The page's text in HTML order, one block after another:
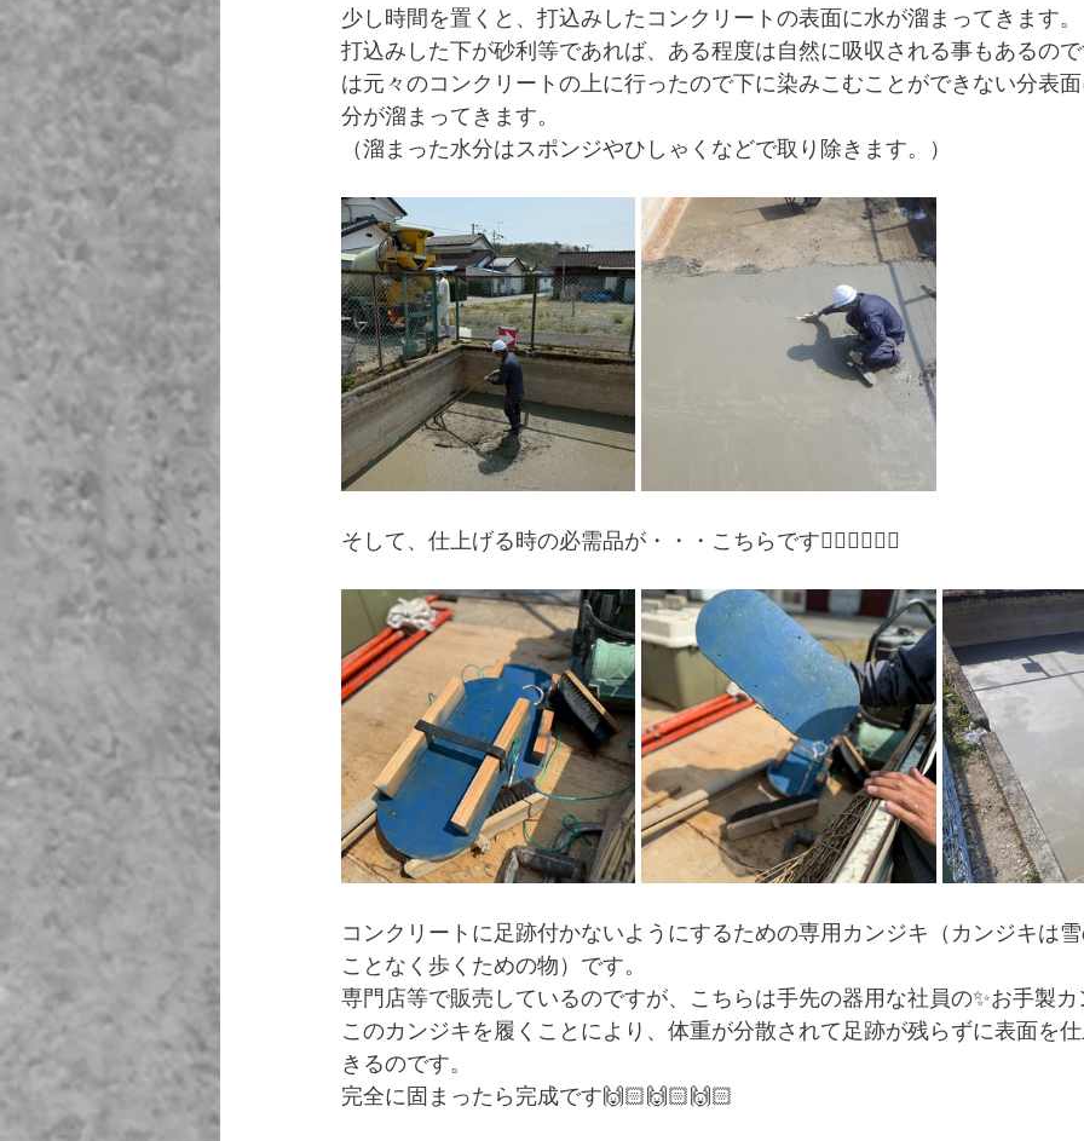
少し時間を置くと、打込みしたコンクリートの表面に水が溜まってきます。
打込みした下が砂利等であれば、ある程度は自然に吸収される事もあるの
は元々のコンクリートの上に行ったので下に染みこむことができない分表
分が溜まってきます。
（溜まった水分はスポンジやひしゃくなどで取り除きます。）
そして、仕上げる時の必需品が・・・こちらです👇🏻👇🏻👇🏻
コンクリートに足跡付かないようにするための専用カンジキ（カンジキは
ことなく歩くための物）です。
専門店等で販売しているのですが、こちらは手先の器用な社員の✨お手製カ
このカンジキを履くことにより、体重が分散されて足跡が残らずに表面を
きるのです。
完全に固まったら完成です🙌🏻🙌🏻🙌🏻